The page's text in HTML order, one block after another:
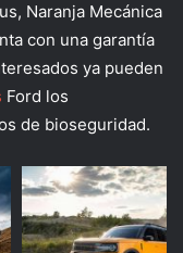
Naranja Mecánica
con una garantía
ya pueden
Ford los
de bioseguridad.